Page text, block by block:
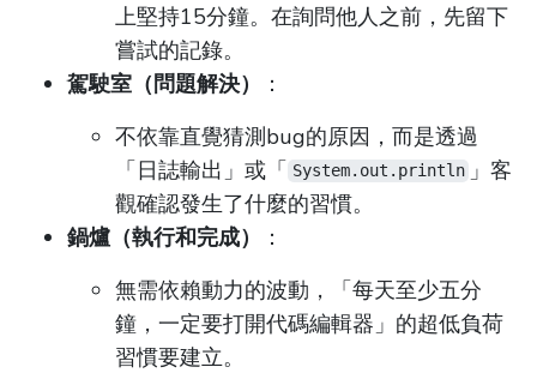
上堅持15分鐘。在詢問他人之前，先留下
嘗試的記錄。
駕駛室（問題解決）
：
不依靠直覺猜測bug的原因，而是透過
「日誌輸出」或「 System.out.println 」客
觀確認發生了什麼的習慣。
鍋爐（執行和完成）
：
無需依賴動力的波動，「每天至少五分
鐘，一定要打開代碼編輯器」的超低負荷
習慣要建立。